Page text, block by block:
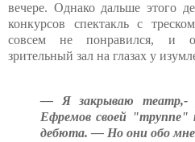
вечере. Однако дальше этого
конкурсов спектакль с
совсем не понравился, и
зрительный зал на глазах у
— Я закрываю театр,-
Ефремов своей "труппе"
дебюта. — Но они обо